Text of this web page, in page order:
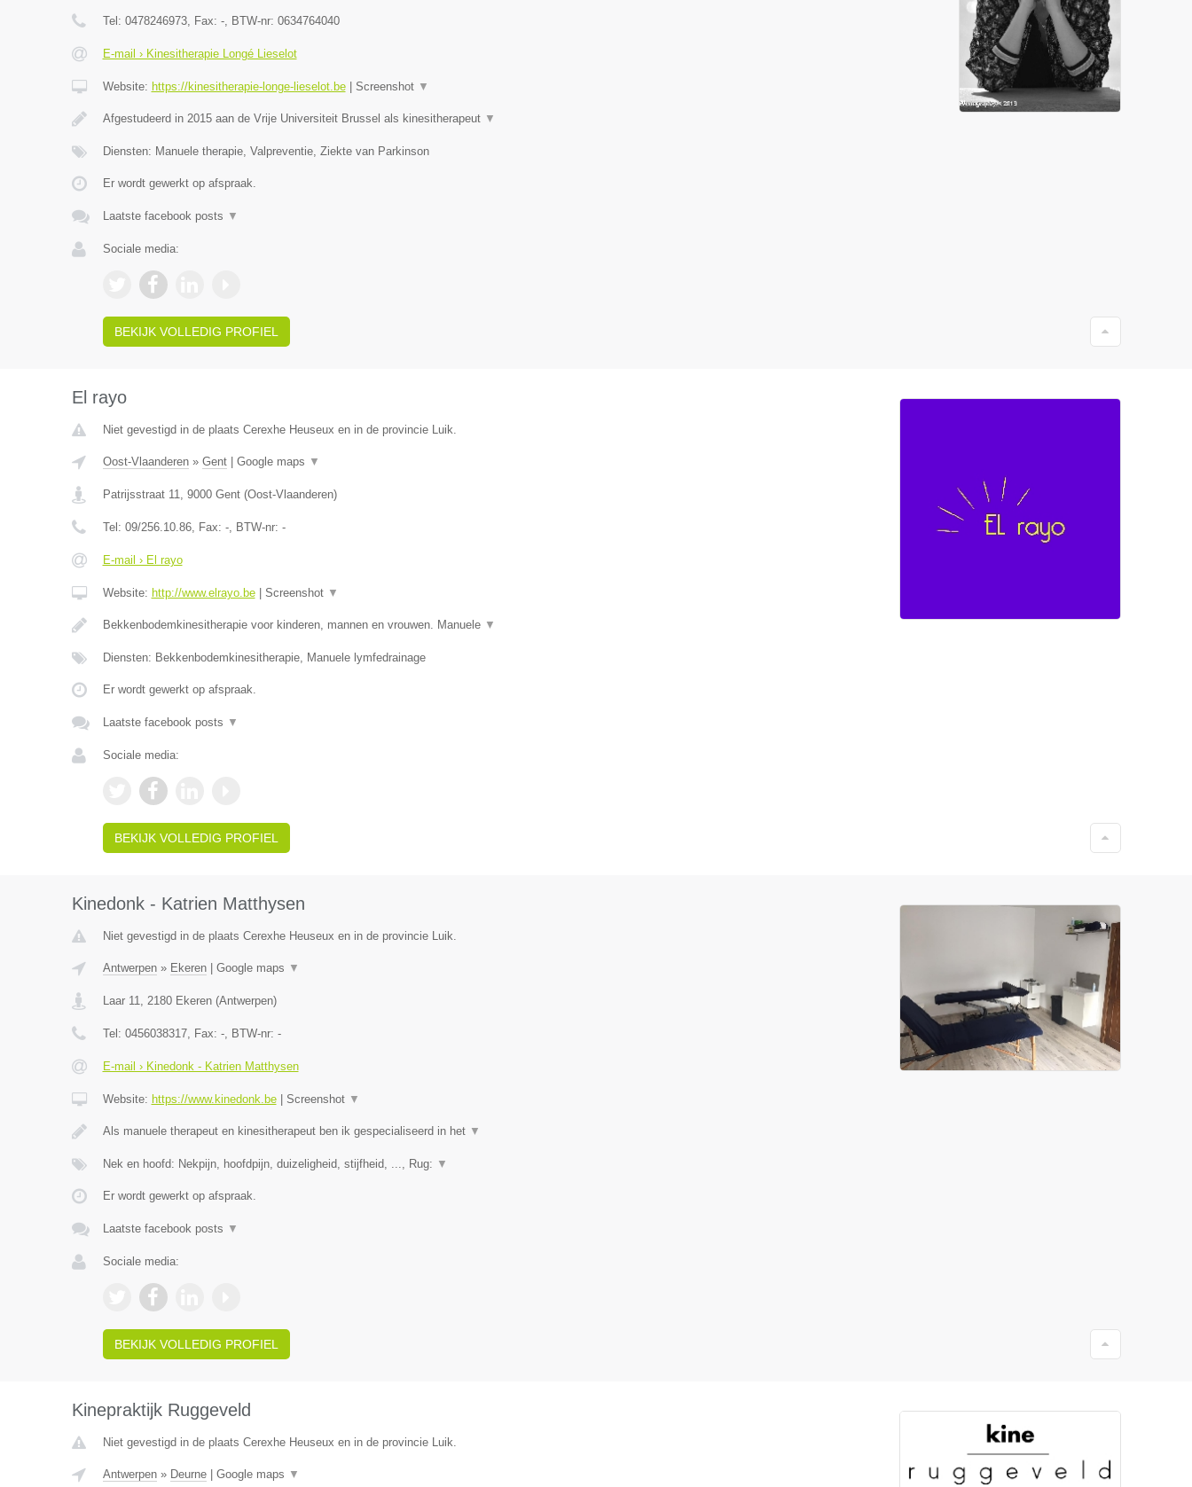
Tel: 0478246973, Fax: -, BTW-nr: 0634764040
E-mail › Kinesitherapie Longé Lieselot
Website: https://kinesitherapie-longe-lieselot.be| Screenshot ▼
Afgestudeerd in 2015 aan de Vrije Universiteit Brussel als kinesitherapeut ▼
Diensten: Manuele therapie, Valpreventie, Ziekte van Parkinson
Er wordt gewerkt op afspraak.
Laatste facebook posts ▼
Sociale media:
BEKIJK VOLLEDIG PROFIEL
El rayo
Niet gevestigd in de plaats Cerexhe Heuseux en in de provincie Luik.
Oost-Vlaanderen» Gent| Google maps ▼
Patrijsstraat 11, 9000 Gent(Oost-Vlaanderen)
Tel: 09/256.10.86, Fax: -, BTW-nr: -
E-mail › El rayo
Website: http://www.elrayo.be| Screenshot ▼
Bekkenbodemkinesitherapie voor kinderen, mannen en vrouwen. Manuele ▼
Diensten: Bekkenbodemkinesitherapie, Manuele lymfedrainage
Er wordt gewerkt op afspraak.
Laatste facebook posts ▼
Sociale media:
BEKIJK VOLLEDIG PROFIEL
Kinedonk - Katrien Matthysen
Niet gevestigd in de plaats Cerexhe Heuseux en in de provincie Luik.
Antwerpen» Ekeren| Google maps ▼
Laar 11, 2180 Ekeren(Antwerpen)
Tel: 0456038317, Fax: -, BTW-nr: -
E-mail › Kinedonk - Katrien Matthysen
Website: https://www.kinedonk.be| Screenshot ▼
Als manuele therapeut en kinesitherapeut ben ik gespecialiseerd in het ▼
Nek en hoofd: Nekpijn, hoofdpijn, duizeligheid, stijfheid, ..., Rug: ▼
Er wordt gewerkt op afspraak.
Laatste facebook posts ▼
Sociale media:
BEKIJK VOLLEDIG PROFIEL
Kinepraktijk Ruggeveld
Niet gevestigd in de plaats Cerexhe Heuseux en in de provincie Luik.
Antwerpen» Deurne| Google maps ▼